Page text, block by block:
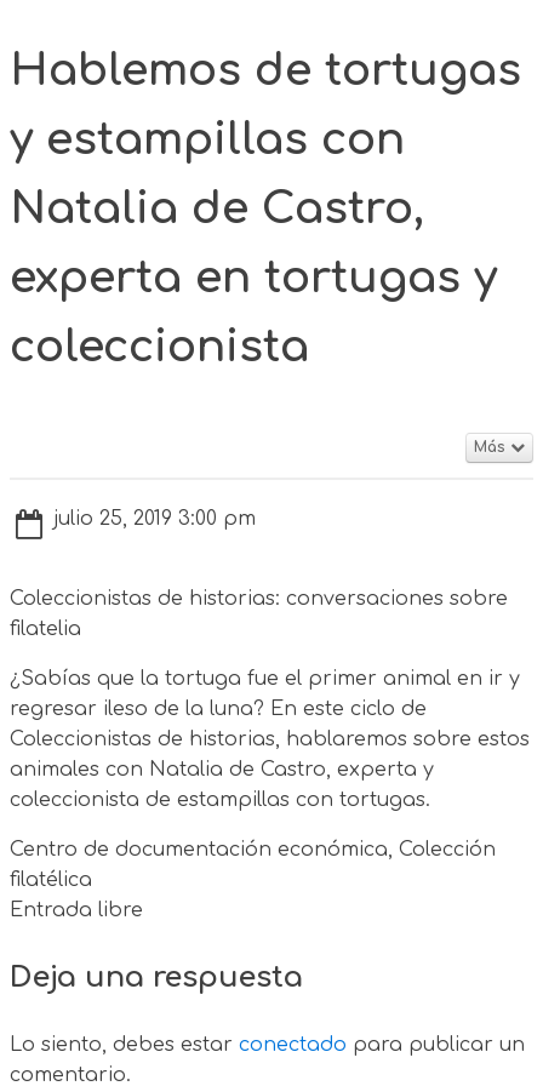
Hablemos de tortugas
y estampillas con
Natalia de Castro,
experta en tortugas y
coleccionista
Más
julio 25, 2019 3:00 pm
Coleccionistas de historias: conversaciones sobre
filatelia
¿Sabías que la tortuga fue el primer animal en ir y
regresar ileso de la luna? En este ciclo de
Coleccionistas de historias, hablaremos sobre estos
animales con Natalia de Castro, experta y
coleccionista de estampillas con tortugas.
Centro de documentación económica, Colección
filatélica
Entrada libre
Deja una respuesta
Lo siento, debes estar conectado para publicar un
comentario.